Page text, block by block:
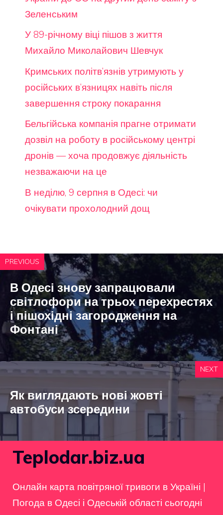
Зеленським
У 89-річному віці пішов з життя
Михайло Миколайович Шевчук
Кримських політв’язнів утримують у
російських в’язницях навіть після
завершення строку покарання
Бельгійська компанія прагне отримати
дозвіл на роботу в російському центрі
дронів — хоча продовжує діяльність
незважаючи на це
В неділю, 9 серпня в Одесі: чи
очікувати прохолодний дощ
PREVIOUS
В Одесі знову запрацювали
світлофори на трьох перехрестях
і пішохідні загородження на
Фонтані
NEXT
Як виглядають нові жовті
автобуси зсередини
Teplodar.biz.ua
Онлайн карта повітряної тривоги в Україні |
Погода в Одесі і Одеській області сьогодні